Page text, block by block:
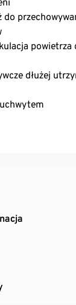
do
powietrza
dłużej
ściereczką,